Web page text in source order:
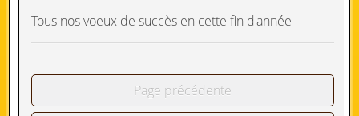
Tous nos voeux de succès en cette fin d'année
Page précédente